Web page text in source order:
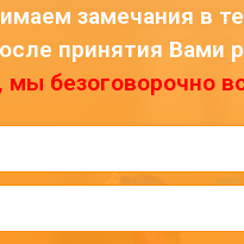
замечания в
принятия Вами
мы безоговорочно